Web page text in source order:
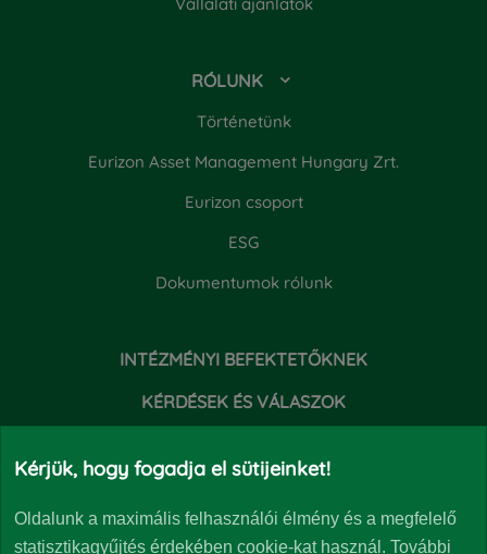
RÓLUNK
Történetünk
Eurizon Asset Management Hungary Zrt.
Eurizon csoport
ESG
Dokumentumok rólunk
INTÉZMÉNYI BEFEKTETŐKNEK
KÉRDÉSEK ÉS VÁLASZOK
Kérjük, hogy fogadja el sütijeinket!
Oldalunk a maximális felhasználói élmény és a megfelelő
statisztikagyűjtés érdekében cookie-kat használ. További